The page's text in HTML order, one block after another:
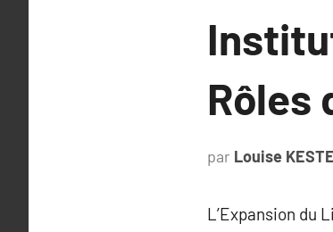
Rôles
par Louise
L’Expansion du